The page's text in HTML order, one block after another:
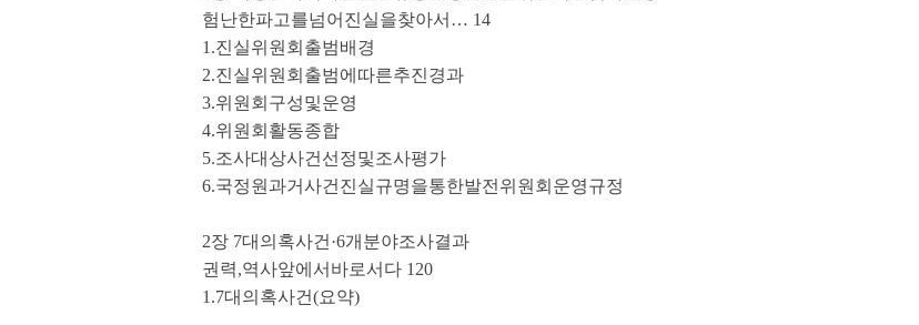
험난한파고를넘어진실을찾아서… 14
1.진실위원회출범배경
2.진실위원회출범에따른추진경과
3.위원회구성및운영
4.위원회활동종합
5.조사대상사건선정및조사평가
6.국정원과거사건진실규명을통한발전위원회운영규정
2장 7대의혹사건·6개분야조사결과
권력,역사앞에서바로서다 120
1.7대의혹사건(요약)